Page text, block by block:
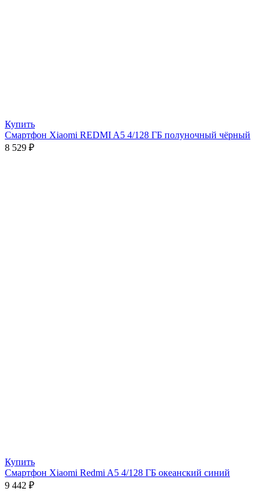
Купить
Смартфон Xiaomi REDMI A5 4/128 ГБ полуночный чёрный
8 529 ₽
Купить
Смартфон Xiaomi Redmi A5 4/128 ГБ океанский синий
9 442 ₽